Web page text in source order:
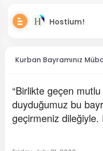
Hostium!
Kurban Bayramınız
“Birlikte geçen
duyduğumuz bu
geçirmeniz dileğiyle.